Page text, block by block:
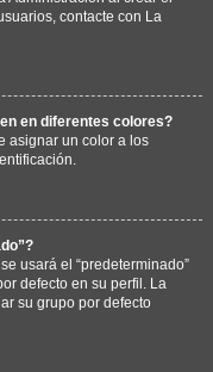
contacte con La
en diferentes colores?
asignar un color a los
usará el “predeterminado”
defecto en su perfil. La
su grupo por defecto